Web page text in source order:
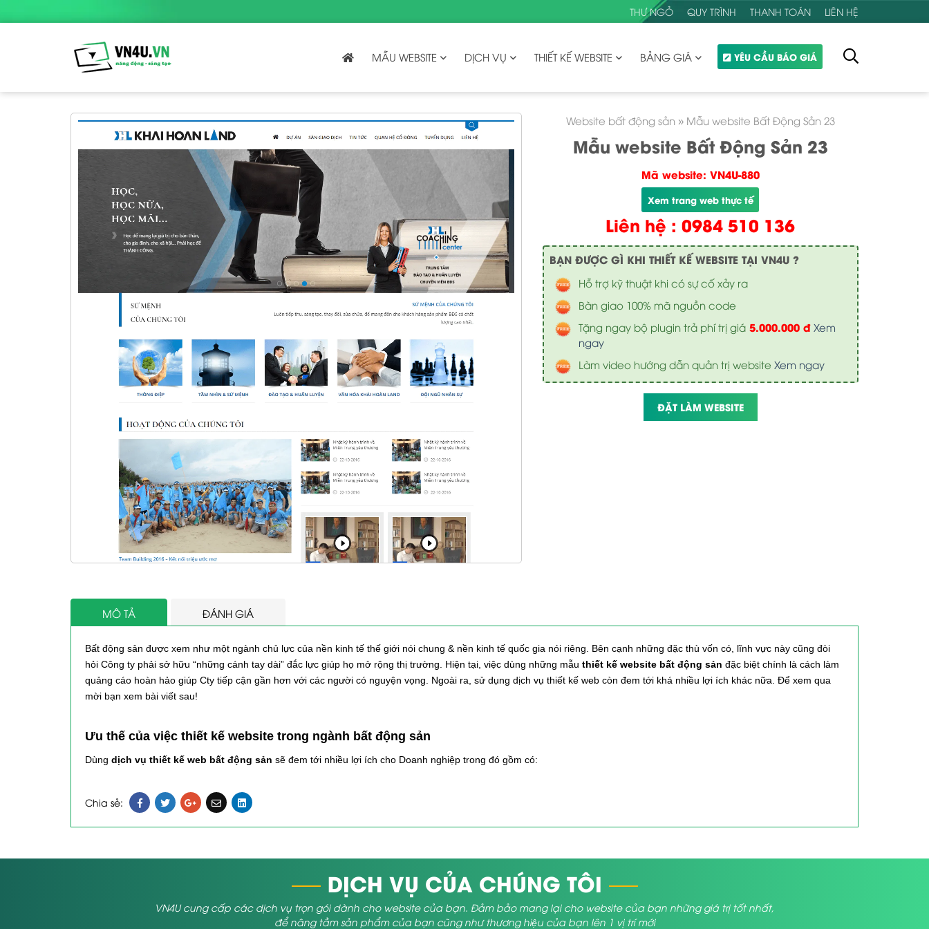
THƯ NGỎ QUY TRÌNH THANH TOÁN LIÊN HỆ
MẪU WEBSITE DỊCH VỤ THIẾT KẾ WEBSITE BẢNG GIÁ YÊU CẦU BÁO GIÁ
Website bất động sản » Mẫu website Bất Động Sản 23
Mẫu website Bất Động Sản 23
Mã website: VN4U-880
Xem trang web thực tế
Liên hệ : 0984 510 136
BẠN ĐƯỢC GÌ KHI THIẾT KẾ WEBSITE TẠI VN4U ?
Hỗ trợ kỹ thuật khi có sự cố xảy ra
Bàn giao 100% mã nguồn code
Tặng ngay bộ plugin trả phí trị giá5.000.000 đ Xem
ngay
Làm video hướng dẫn quản trị website Xem ngay
ĐẶT LÀM WEBSITE
MÔ TẢ ĐÁNH GIÁ
Bất động sản được xem như một ngành chủ lực của nền kinh tế thế giới nói chung & nền kinh tế quốc gia nói riêng. Bên cạnh những đặc thù vốn có, lĩnh vực này cũng đòi
hỏi Công ty phải sở hữu “những cánh tay dài” đắc lực giúp họ mở rộng thị trường. Hiện tại, việc dùng những mẫu thiết kế website bất động sản đặc biệt chính là cách làm
quảng cáo hoàn hảo giúp Cty tiếp cận gần hơn với các người có nguyện vọng. Ngoài ra, sử dụng dịch vụ thiết kế web còn đem tới khá nhiều lợi ích khác nữa. Để xem qua
mời bạn xem bài viết sau!
Ưu thế của việc thiết kế website trong ngành bất động sản
Dùng dịch vụ thiết kế web bất động sản sẽ đem tới nhiều lợi ích cho Doanh nghiệp trong đó gồm có:
trên tivi, trên báo, đài, trên youtube, trang facebook thì hay việc dùng website để làm “gương mặt đại diện” đã trở nên phổ biến hơn, bởi lẽ trang web là công cụ hữu ích
giúp các bạn chạy quảng cáo ít tốn kém.
Giúp tiếp cận gần hơn với quý khách. Cũng giống như các kênh tiếp thị khác, website sẽ đưa tên tuổi Doanh nghiệp tới gần hơn với quý khách hàng bằng giải pháp chia
Giúp phát triển hình ảnh, bảo đảm đáng tin cho Cty. 1 Website chính thức có chuyên môn có các mục rõ ràng sẽ mang tới ấn tượng, thiện chí ban đầu đối với quý khách
Các chức năng bán hàng được tích hợp trên web
Chia sẻ:
DỊCH VỤ CỦA CHÚNG TÔI
VN4U cung cấp các dịch vụ trọn gói dành cho website của bạn. Đảm bảo mang lại cho website của bạn những giá trị tốt nhất,
để nâng tầm sản phẩm của bạn cũng như thương hiệu của bạn lên 1 vị trí mới